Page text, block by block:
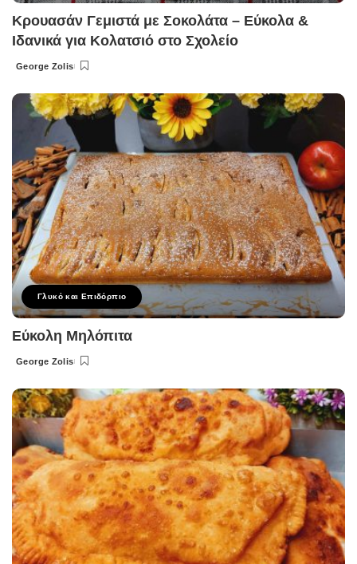
Κρουασάν Γεμιστά με Σοκολάτα – Εύκολα &
Ιδανικά για Κολατσιό στο Σχολείο
Posted
George Zolis
Γλυκό και Επιδόρπιο
Εύκολη Μηλόπιτα
Posted
George Zolis